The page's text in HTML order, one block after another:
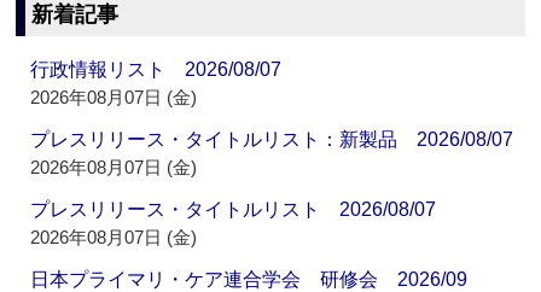
新着記事
行政情報リスト 2026/08/07
2026年08月07日 (金)
プレスリリース・タイトルリスト：新製品 2026/08/07
2026年08月07日 (金)
プレスリリース・タイトルリスト 2026/08/07
2026年08月07日 (金)
日本プライマリ・ケア連合学会 研修会 2026/09